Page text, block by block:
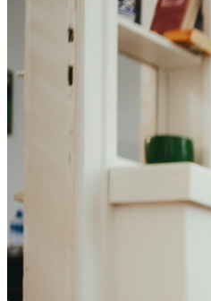
Bahia